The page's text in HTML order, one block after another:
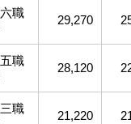
職
29,270
職
28,120
職
21,220